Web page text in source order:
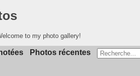
to my photo gallery!
Photos récentes